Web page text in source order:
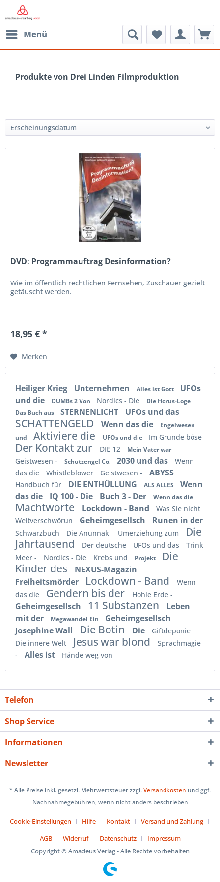
Menü
Produkte von Drei Linden Filmproduktion
DVD: Programmauftrag Desinformation?
Wie im öffentlich rechtlichen Fernsehen, Zuschauer gezielt
getäuscht werden.
18,95 € *
Merken
Heiliger Krieg Unternehmen Alles ist Gott
UFOs
und die
DUMBs 2 Von Nordics - Die
Die Horus-Loge
Das Buch aus
STERNENLICHT UFOs und das
SCHATTENGELD Wenn das die
Engelwesen
und
Aktiviere die UFOs und die Im Grunde böse
Der Kontakt zur DIE 12 Mein Vater war
Geistwesen - Schutzengel Co. 2030 und das
Wenn
das die
Whistleblower Geistwesen - ABYSS
Handbuch für DIE ENTHÜLLUNG ALS ALLES
Wenn
das die
IQ 100 - Die Buch 3 - Der Wenn das die
Machtworte Lockdown - Band
Was Sie nicht
Weltverschwörun
Geheimgesellsch Runen in der
Schwarzbuch Die Anunnaki Umerziehung zum
Die
Jahrtausend
Der deutsche UFOs und das
Trink
Meer -
Nordics - Die Krebs und Projekt
Die
Kinder des
NEXUS-Magazin
Freiheitsmörder
Lockdown - Band
Wenn
das die
Gendern bis der Hohle Erde -
Geheimgesellsch 11 Substanzen
Leben
mit der
Megawandel Ein
Geheimgesellsch
Josephine Wall
Die Botin Die
Giftdeponie
Die innere Welt
Jesus war blond
Sprachmagie
-
Alles ist Hände weg von
Telefon
Shop Service
Informationen
Newsletter
* Alle Preise inkl. gesetzl. Mehrwertsteuer zzgl.Versandkosten und ggf.
Nachnahmegebühren, wenn nicht anders beschrieben
Cookie-Einstellungen Hilfe Kontakt
Versand und Zahlung
AGB
Widerruf Datenschutz
Impressum
Copyright © Amadeus Verlag - Alle Rechte vorbehalten